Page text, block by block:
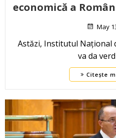
economică a
May
Astăzi, Institutul Național
va da
Citește